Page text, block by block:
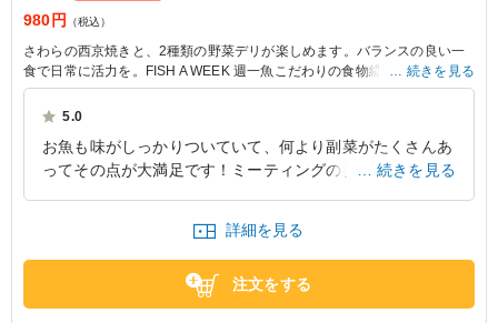
980円 （税込）
さわらの西京焼きと、2種類の野菜デリが楽しめます。バランスの良い一
食で日常に活力を。FISH A WEEK 週一魚こだわりの食物繊維がたっぷり
なもち麦ご飯でうれしいヘルシーなお弁当です。
続きを見る
5.0
お魚も味がしっかりついていて、何より副菜がたくさんあ
ってその点が大満足です！ミーティングの参加者が女性だ
東京都千代田区大手町2025/06/19
続きを見る
詳細を見る
注文をする